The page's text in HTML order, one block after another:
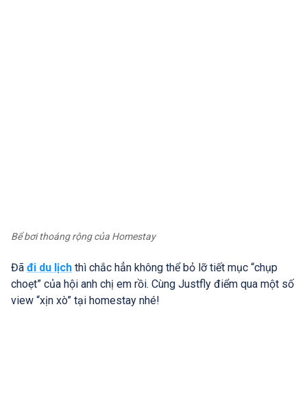
Bể bơi thoáng rộng của Homestay
Đã đi du lịch thì chắc hẳn không thể bỏ lỡ tiết mục “chụp
choẹt” của hội anh chị em rồi. Cùng Justfly điểm qua một số
view “xịn xò” tại homestay nhé!